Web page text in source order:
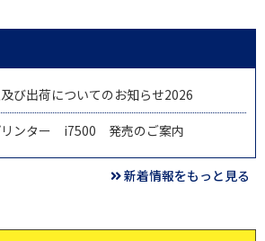
び出荷についてのお知らせ2026
リンター i7500 発売のご案内
新着情報をもっと見る